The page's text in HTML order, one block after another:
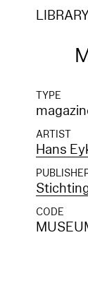
TYPE
ARTIST
Hans
CODE